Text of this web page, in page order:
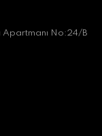
Apartmanı No:24/B